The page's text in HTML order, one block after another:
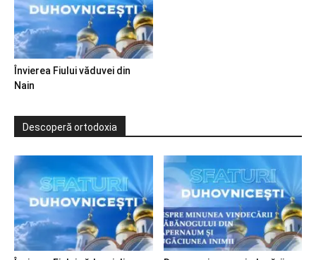
Învierea Fiului văduvei din
Nain
Descoperă ortodoxia